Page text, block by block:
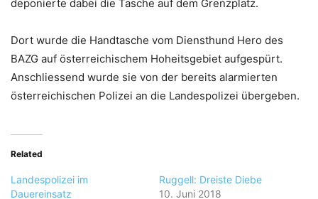
deponierte dabei die Tasche auf dem Grenzplatz.
Dort wurde die Handtasche vom Diensthund Hero des
BAZG auf österreichischem Hoheitsgebiet aufgespürt.
Anschliessend wurde sie von der bereits alarmierten
österreichischen Polizei an die Landespolizei übergeben.
Related
Landespolizei im
Dauereinsatz
Ruggell: Dreiste Diebe
10. Juni 2018